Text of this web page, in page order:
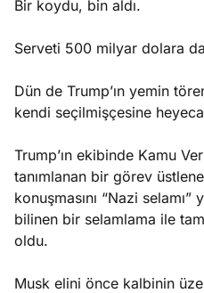
Bir koydu, bin aldı.
Serveti 500 milyar dolara
Dün de Trump’ın yemin
kendi seçilmişçesine
Trump’ın ekibinde Kamu
tanımlanan bir görev
konuşmasını “Nazi
bilinen bir selamlama ile
oldu.
Musk elini önce kalbinin